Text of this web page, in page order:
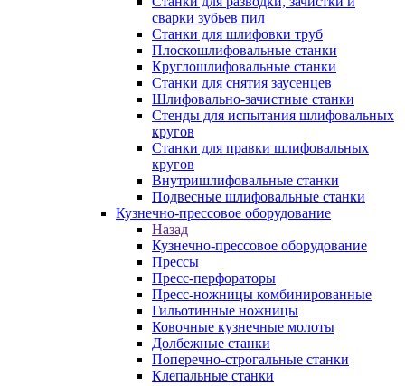
сварки зубьев пил
Станки для шлифовки труб
Плоскошлифовальные станки
Круглошлифовальные станки
Станки для снятия заусенцев
Шлифовально-зачистные станки
Стенды для испытания шлифовальных
кругов
Станки для правки шлифовальных
кругов
Внутришлифовальные станки
Подвесные шлифовальные станки
Кузнечно-прессовое оборудование
Назад
Кузнечно-прессовое оборудование
Прессы
Пресс-перфораторы
Пресс-ножницы комбинированные
Гильотинные ножницы
Ковочные кузнечные молоты
Долбежные станки
Поперечно-строгальные станки
Клепальные станки